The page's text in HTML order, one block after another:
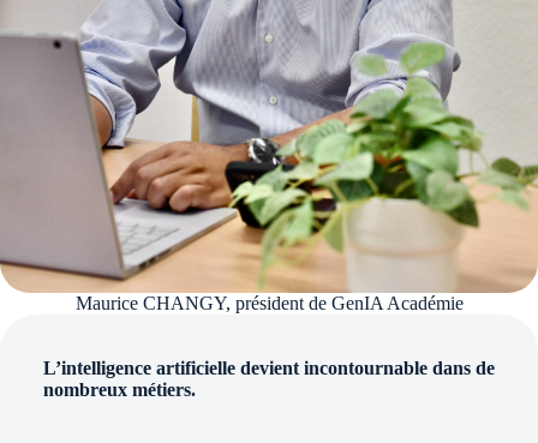
Maurice CHANGY, président de GenIA Académie
L’intelligence artificielle devient incontournable dans de
nombreux métiers.